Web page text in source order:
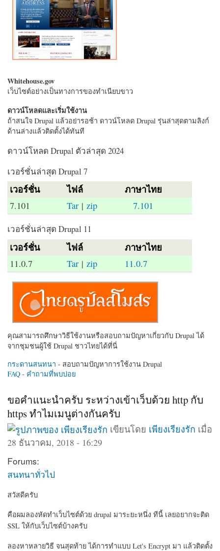
Whitehouse.gov
เว็บไซต์อย่างเป็นทางการของทำเนียบขาว
ดาวน์โหลดและเริ่มใช้งาน
ถ้าสนใจ Drupal แล้วอย่ารอช้า ดาวน์โหลด Drupal รุ่นล่าสุดตามลิงก์
ด้านล่างแล้วติดตั้งได้ทันที
ดาวน์โหลด Drupal ตัวล่าสุด 2024
เวอร์ชั่นล่าสุด Drupal 7
เวอร์ชั่น ไฟล์ ภาษาไทย
7.101 Tar |zip 7.101
เวอร์ชั่นล่าสุด Drupal 11
เวอร์ชั่น ไฟล์ ภาษาไทย
11.0.7 Tar | zip 11.0.7
คุณสามารถศึกษาวิธีใช้งานหรือสอบถามปัญหาเกี่ยวกับ Drupal ได้
จากชุมชนผู้ใช้ Drupal ชาวไทยได้ที่นี่
กระดานสนทนา - สอบถามปัญหาการใช้งาน Drupal
FAQ - คำถามที่พบบ่อย
ขอคำแนะนำครับ ระหว่างเข้าเว็บด้วย http กับ
https ทำไมเมนูต่างกันครับ
เขียนโดย เพียงเรียงรัก เมื่อ
28 ธันวาคม, 2018 - 16:29
Forums:
สนทนาทั่วไป
สวัสดีครับ
คือผมลองหัดทำเว็บไซต์ด้วย drupal มาระยะหนึ่ง ทีนี้ เลยอยากจะติด
SSL ให้กับเว็บไซต์บ้างครับ
ลองหาหลายวิธี จนสุดท้าย ได้การทำแบบ Let's Encrypt มา แล้วติดตั้ง